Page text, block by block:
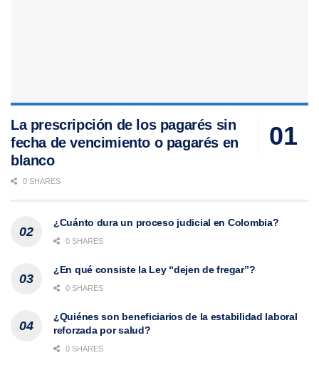
La prescripción de los pagarés sin
fecha de vencimiento o pagarés en
blanco
0 SHARES
¿Cuánto dura un proceso judicial en Colombia?
0 SHARES
¿En qué consiste la Ley “dejen de fregar”?
0 SHARES
¿Quiénes son beneficiarios de la estabilidad laboral
reforzada por salud?
0 SHARES